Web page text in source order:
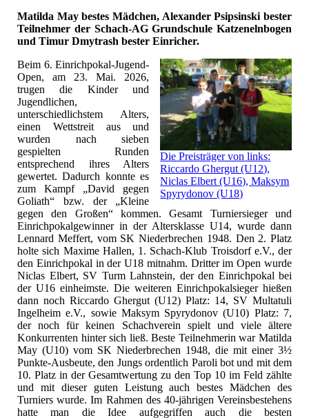
Matilda May bestes Mädchen, Alexander Psipsinski bester
Teilnehmer der Schach-AG Grundschule Katzenelnbogen
und Timur Dmytrash bester Einricher.
Die Preisträger von links:
Riccardo Ghergut (U12),
Niclas Elbert (U16), Maksym
Spyrydonov (U18)
Beim 6. Einrichpokal-Jugend-
Open, am 23. Mai. 2026,
trugen die Kinder und
Jugendlichen,
unterschiedlichstem Alters,
einen Wettstreit aus und
wurden nach sieben
gespielten Runden
entsprechend ihres Alters
gewertet. Dadurch konnte es
zum Kampf „David gegen
Goliath“ bzw. der „Kleine
gegen den Großen“ kommen. Gesamt Turniersieger und
Einrichpokalgewinner in der Altersklasse U14, wurde dann
Lennard Meffert, vom SK Niederbrechen 1948. Den 2. Platz
holte sich Maxime Hallen, 1. Schach-Klub Troisdorf e.V., der
den Einrichpokal in der U18 mitnahm. Dritter im Open wurde
Niclas Elbert, SV Turm Lahnstein, der den Einrichpokal bei
der U16 einheimste. Die weiteren Einrichpokalsieger hießen
dann noch Riccardo Ghergut (U12) Platz: 14, SV Multatuli
Ingelheim e.V., sowie Maksym Spyrydonov (U10) Platz: 7,
der noch für keinen Schachverein spielt und viele ältere
Konkurrenten hinter sich ließ. Beste Teilnehmerin war Matilda
May (U10) vom SK Niederbrechen 1948, die mit einer 3½
Punkte-Ausbeute, den Jungs ordentlich Paroli bot und mit dem
10. Platz in der Gesamtwertung zu den Top 10 im Feld zählte
und mit dieser guten Leistung auch bestes Mädchen des
Turniers wurde. Im Rahmen des 40-jährigen Vereinsbestehens
hatte man die Idee aufgegriffen auch die besten